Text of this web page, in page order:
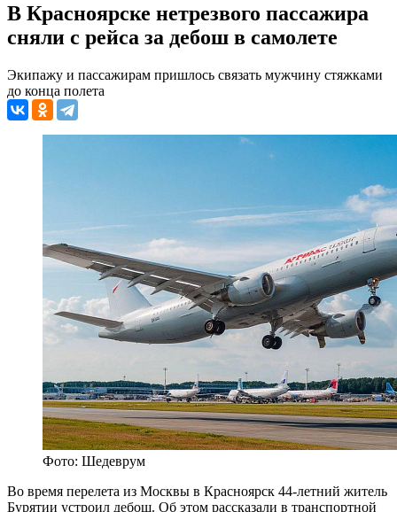
В Красноярске нетрезвого пассажира
сняли с рейса за дебош в самолете
Экипажу и пассажирам пришлось связать мужчину стяжками
до конца полета
Фото: Шедеврум
Во время перелета из Москвы в Красноярск 44-летний житель
Бурятии устроил дебош. Об этом рассказали в транспортной